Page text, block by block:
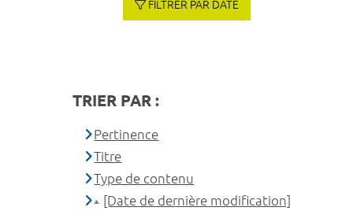
FILTRER PAR DATE
TRIER PAR :
Pertinence
Titre
Type de contenu
[Date de dernière modification]